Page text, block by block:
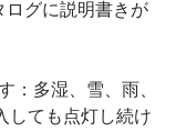
ログに説明書きが
：多湿、雪、雨、
しても点灯し続け